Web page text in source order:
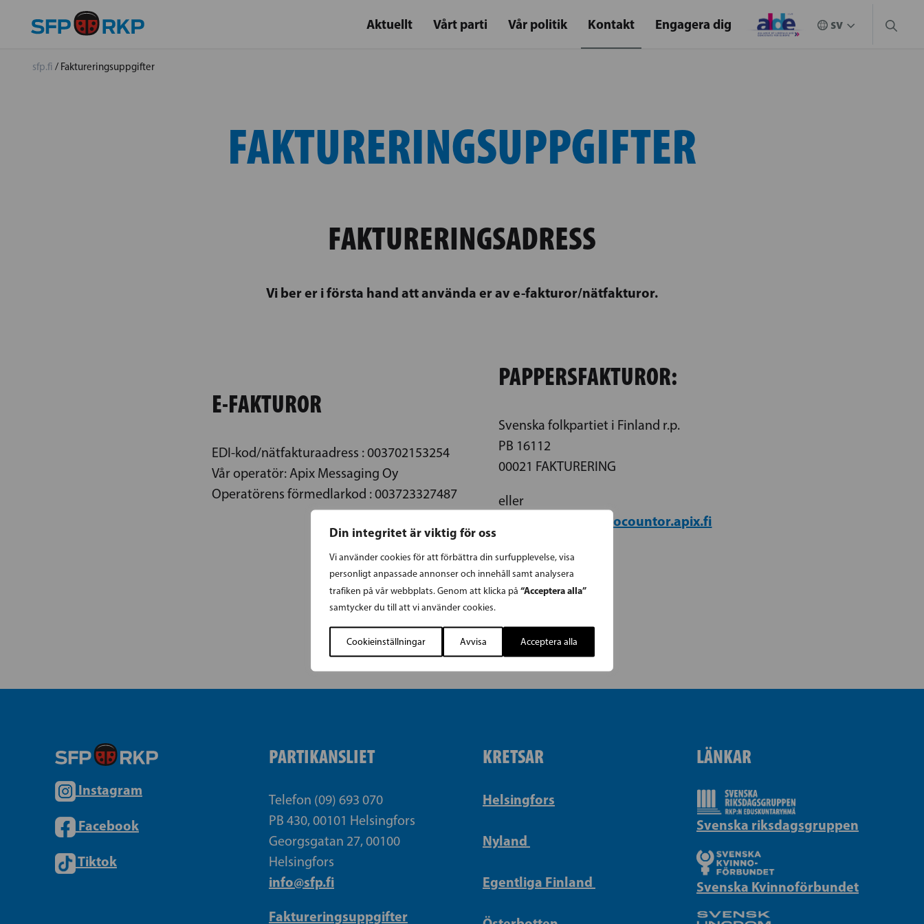
Din integritet är viktig för oss
Vi använder cookies för att förbättra din surfupplevelse, visa
personligt anpassade annonser och innehåll samt analysera
trafiken på vår webbplats. Genom att klicka på “Acceptera alla”
samtycker du till att vi använder cookies.
Cookieinställningar Avvisa Acceptera alla
Aktuellt Vårt parti Vår politik Kontakt Engagera dig
sfp.fi / Faktureringsuppgifter
FAKTURERINGSUPPGIFTER
FAKTURERINGSADRESS
Vi ber er i första hand att använda er av e-fakturor/nätfakturor.
E-FAKTUROR
EDI-kod/nätfakturaadress : 003702153254
Vår operatör: Apix Messaging Oy
Operatörens förmedlarkod : 003723327487
PAPPERSFAKTUROR:
Svenska folkpartiet i Finland r.p.
PB 16112
00021 FAKTURERING
eller
003702153254@procountor.apix.fi
FO-NUMMER: 0215325-4
Instagram
Facebook
Tiktok
PARTIKANSLIET
Telefon (09) 693 070
PB 430, 00101 Helsingfors
Georgsgatan 27, 00100
Helsingfors
info@sfp.fi
Faktureringsuppgifter
KRETSAR
Helsingfors
Nyland
Egentliga Finland
LÄNKAR
Svenska riksdagsgruppen
Svenska Kvinnoförbundet